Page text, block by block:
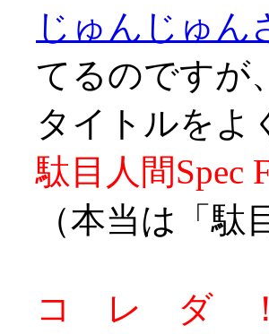
じゅんじゅん
てるのですが、
タイトルをよ
駄目人間Spec
（本当は「駄
コ レ ダ